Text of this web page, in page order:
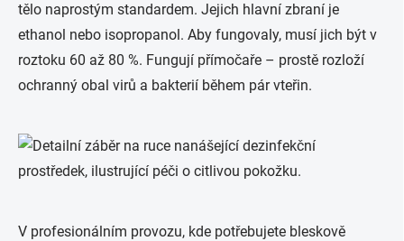
tělo naprostým standardem. Jejich hlavní zbraní je
ethanol nebo isopropanol. Aby fungovaly, musí jich být v
roztoku 60 až 80 %. Fungují přímočaře – prostě rozloží
ochranný obal virů a bakterií během pár vteřin.
V profesionálním provozu, kde potřebujete bleskově